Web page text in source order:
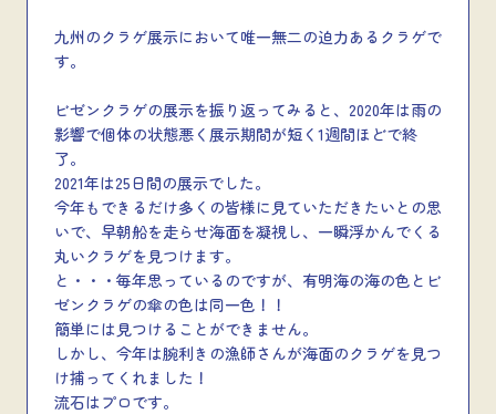
九州のクラゲ展示において唯一無二の迫力あるクラゲで
す。
ビゼンクラゲの展示を振り返ってみると、2020年は雨の
影響で個体の状態悪く展示期間が短く1週間ほどで終
了。
2021年は25日間の展示でした。
今年もできるだけ多くの皆様に見ていただきたいとの思
いで、早朝船を走らせ海面を凝視し、一瞬浮かんでくる
丸いクラゲを見つけます。
と・・・毎年思っているのですが、有明海の海の色とビ
ゼンクラゲの傘の色は同一色！！
簡単には見つけることができません。
しかし、今年は腕利きの漁師さんが海面のクラゲを見つ
け捕ってくれました！
流石はプロです。